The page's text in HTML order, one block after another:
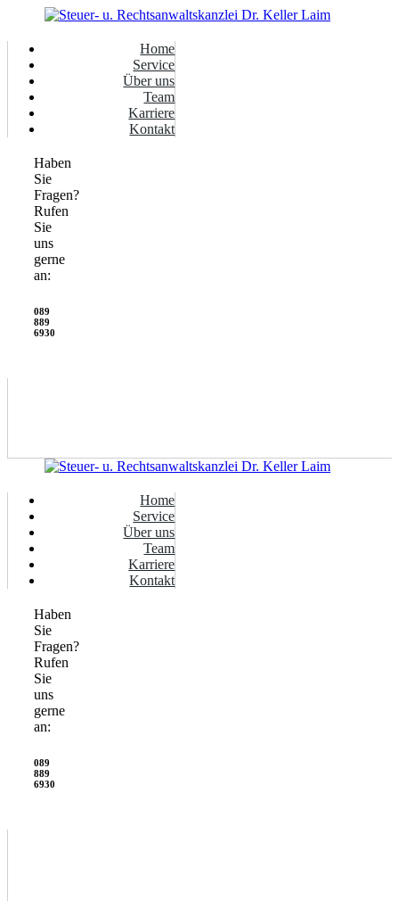
Home
Service
Über uns
Team
Karriere
Kontakt
089
889
6930
Haben
Sie
Fragen?
Rufen
Sie
uns
gerne
an:
Home
Service
Über uns
Team
Karriere
Kontakt
089
889
6930
Haben
Sie
Fragen?
Rufen
Sie
uns
gerne
an: